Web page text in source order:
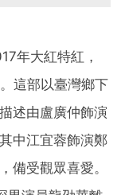
年大紅特紅，
這部以臺灣鄉下
述由盧廣仲飾演
中江宜蓉飾演鄭
備受觀眾喜愛。